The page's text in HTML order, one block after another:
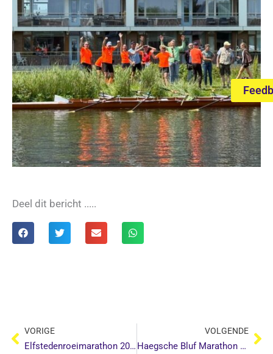
Deel dit bericht .....
Vorige
VORIGE
Elfstedenroeimarathon 2025
VOLGENDE
Haegsche Bluf Marathon 2025